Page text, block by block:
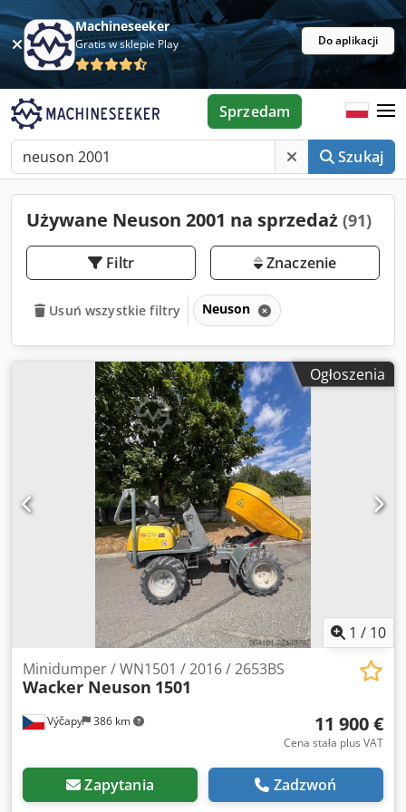
Machineseeker
Gratis w sklepie Play Do aplikacji
Szukaj
Sprzedam
Używane Neuson 2001 na sprzedaż (91)
Filtr Znaczenie
Usuń wszystkie filtry Neuson
Ogłoszenia
1 / 10
Výčapy 386 km
Minidumper / WN1501 / 2016 / 2653BS
Wacker Neuson 1501
11 900 €
Cena stała plus VAT
Zapytania Zadzwoń